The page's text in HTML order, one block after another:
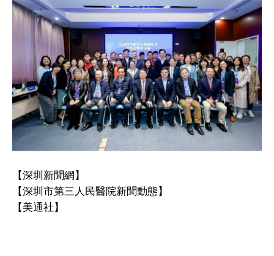
【深圳新聞網】
【深圳市第三人民醫院新聞動態】
【美通社】
Facility